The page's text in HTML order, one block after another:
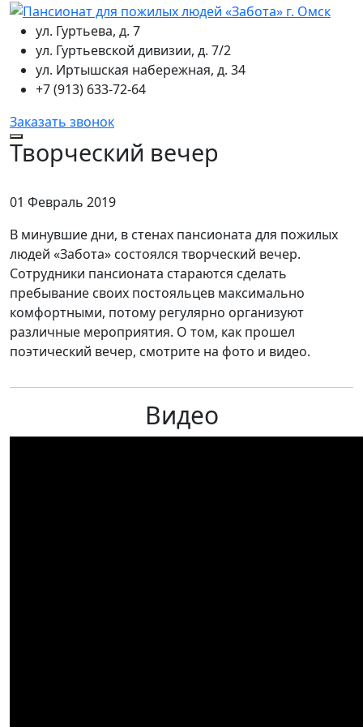
ул. Гуртьева, д. 7
ул. Гуртьевской дивизии, д. 7/2
ул. Иртышская набережная, д. 34
+7 (913) 633-72-64
Заказать звонок
Творческий вечер
01 Февраль 2019
В минувшие дни, в стенах пансионата для пожилых
людей «Забота» состоялся творческий вечер.
Сотрудники пансионата стараются сделать
пребывание своих постояльцев максимально
комфортными, потому регулярно организуют
различные мероприятия. О том, как прошел
поэтический вечер, смотрите на фото и видео.
Видео